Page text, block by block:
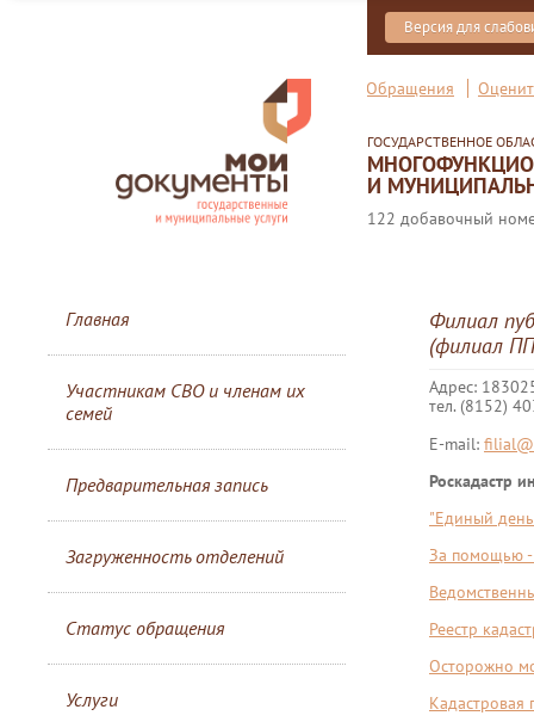
Версия для
Обращения
ГОСУДАРСТВЕННОЕ
И
122 добавочный
Главная
Участникам СВО и членам их
семей
Предварительная запись
Загруженность отделений
Статус обращения
Услуги
Филиал
(филиал
Адрес:
тел. (8152)
E-mail:
Роскадастр
"Единый
За помощью -
Реестр
Осторожно
Кадастровая